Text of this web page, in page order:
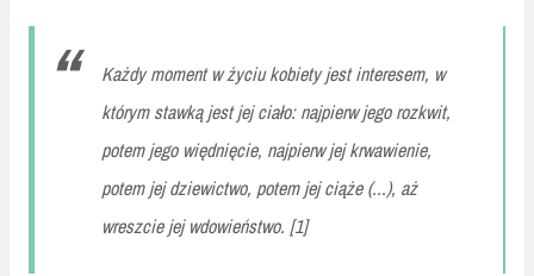
Każdy moment w życiu kobiety jest interesem, w
którym stawką jest jej ciało: najpierw jego rozkwit,
potem jego więdnięcie, najpierw jej krwawienie,
potem jej dziewictwo, potem jej ciąże (...), aż
wreszcie jej wdowieństwo. [1]